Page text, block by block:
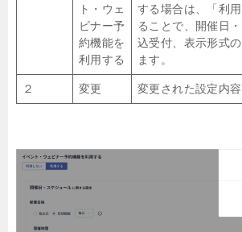
ト・ウェ
ビナー予
約機能を
利用する
する場合は、「利
ることで、開催日
込受付、表示形式
ます。
２ 変更 変更された設定内容